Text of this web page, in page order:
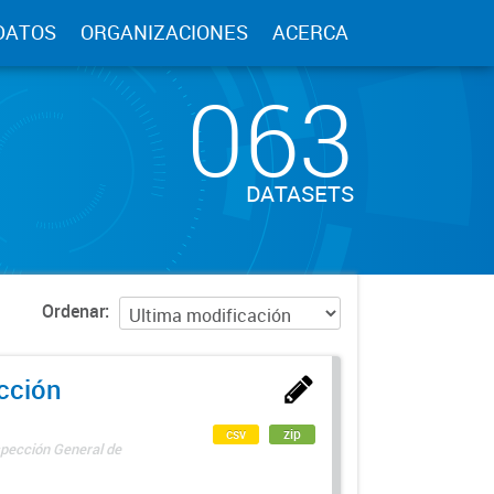
ORGANIZACIONES ACERCA
063
DATASETS
Ordenar
General de
csv zip